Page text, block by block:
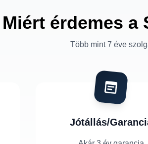
Miért érdemes
Több mint 7 éve
Jótállás/